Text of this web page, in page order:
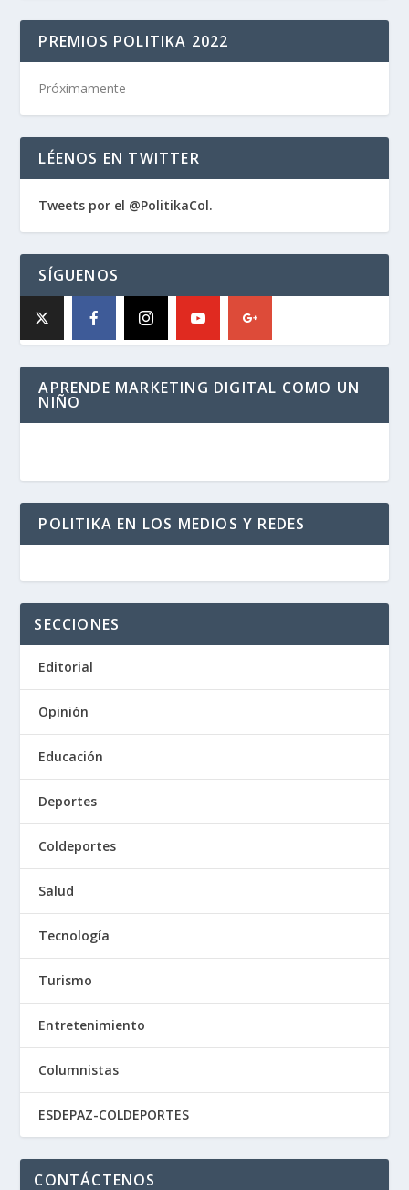
PREMIOS POLITIKA 2022
Próximamente
LÉENOS EN TWITTER
Tweets por el @PolitikaCol.
SÍGUENOS
APRENDE MARKETING DIGITAL COMO UN
NIÑO
POLITIKA EN LOS MEDIOS Y REDES
SECCIONES
Editorial
Opinión
Educación
Deportes
Coldeportes
Salud
Tecnología
Turismo
Entretenimiento
Columnistas
ESDEPAZ-COLDEPORTES
CONTÁCTENOS